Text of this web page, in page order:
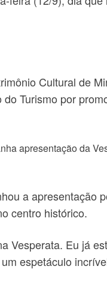
Cultural de
Turismo por
a apresentação
centro histórico.
Vesperata. Eu já
espetáculo